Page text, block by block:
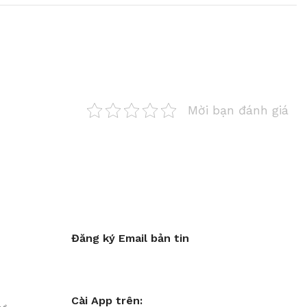
Mời bạn đánh giá
Đăng ký Email bản tin
Cài App trên: